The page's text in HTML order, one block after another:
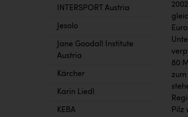
INTERSPORT Austria
Jesolo
Jane Goodall Institute
Austria
Kärcher
Karin Liedl
KEBA
80
Pilz